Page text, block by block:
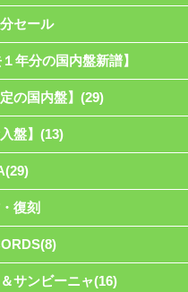
セール
年分の国内盤新譜】
の国内盤】(29)
盤】(13)
復刻
サンビーニャ(16)